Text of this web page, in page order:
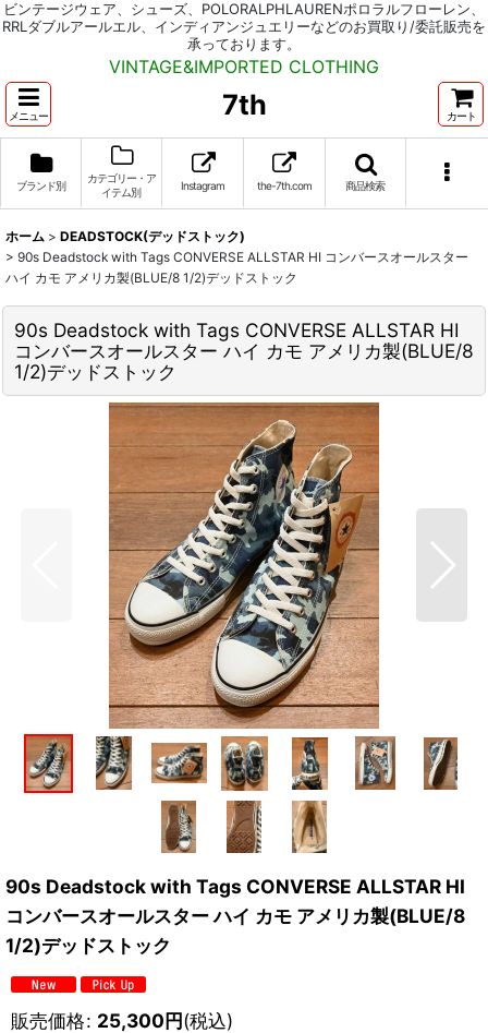
ビンテージウェア、シューズ、POLORALPHLAURENポロラルフローレン、
RRLダブルアールエル、インディアンジュエリーなどのお買取り/委託販売を
承っております。
VINTAGE&IMPORTED CLOTHING
メニュー 7th カート
ブランド別
カテゴリー・ア
イテム別
Instagram the-7th.com 商品検索
ホーム > DEADSTOCK(デッドストック)
> 90s Deadstock with Tags CONVERSE ALLSTAR HI コンバースオールスター
ハイ カモ アメリカ製(BLUE/8 1/2)デッドストック
90s Deadstock with Tags CONVERSE ALLSTAR HI
コンバースオールスター ハイ カモ アメリカ製(BLUE/8
1/2)デッドストック
90s Deadstock with Tags CONVERSE ALLSTAR HI
コンバースオールスター ハイ カモ アメリカ製(BLUE/8
1/2)デッドストック
販売価格: 25,300円(税込)